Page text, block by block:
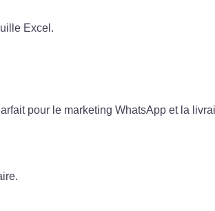
Excel.
pour le marketing WhatsApp et la